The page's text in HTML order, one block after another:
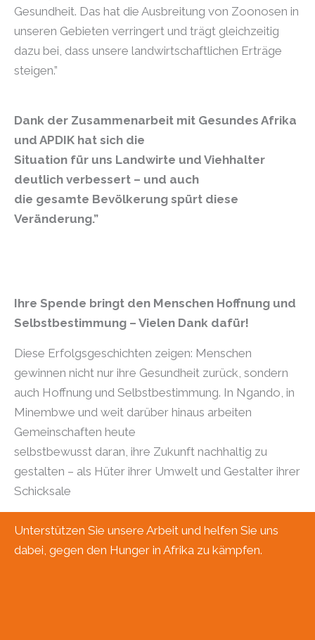
Gesundheit. Das hat die Ausbreitung von Zoonosen in
unseren Gebieten verringert und trägt gleichzeitig
dazu bei, dass unsere landwirtschaftlichen Erträge
steigen.”
Dank der Zusammenarbeit mit Gesundes Afrika
und APDIK hat sich die
Situation für uns Landwirte und Viehhalter
deutlich verbessert – und auch
die gesamte Bevölkerung spürt diese
Veränderung.”
Ihre Spende bringt den Menschen Hoffnung und
Selbstbestimmung – Vielen Dank dafür!
Diese Erfolgsgeschichten zeigen: Menschen
gewinnen nicht nur ihre Gesundheit zurück, sondern
auch Hoffnung und Selbstbestimmung. In Ngando, in
Minembwe und weit darüber hinaus arbeiten
Gemeinschaften heute
selbstbewusst daran, ihre Zukunft nachhaltig zu
gestalten – als Hüter ihrer Umwelt und Gestalter ihrer
Schicksale
Unterstützen Sie unsere Arbeit und helfen Sie uns
dabei, gegen den Hunger in Afrika zu kämpfen.